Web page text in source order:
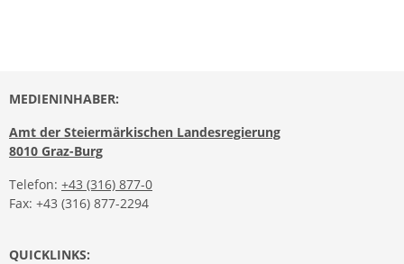
MEDIENINHABER:
Amt der Steiermärkischen Landesregierung
8010 Graz-Burg
Telefon: +43 (316) 877-0
Fax: +43 (316) 877-2294
QUICKLINKS: